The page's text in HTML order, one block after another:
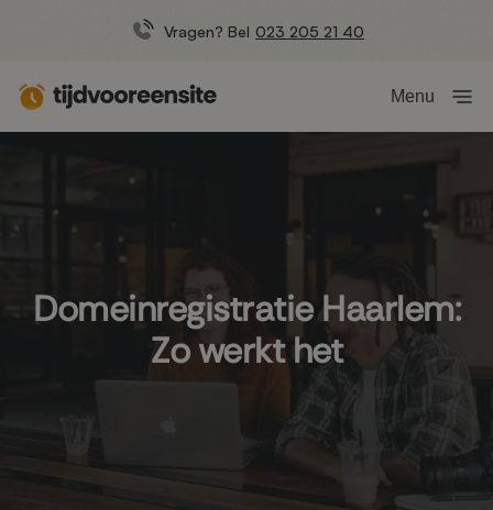
Vragen? Bel 023 205 21 40
Menu
Domeinregistratie Haarlem:
Zo werkt het